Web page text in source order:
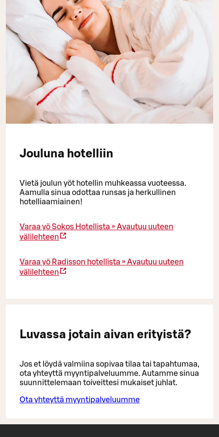
Jouluna hotelliin
Vietä joulun yöt hotellin muhkeassa vuoteessa.
Aamulla sinua odottaa runsas ja herkullinen
hotelliaamiainen!
Varaa yö Sokos Hotellista » Avautuu uuteen
välilehteen
Varaa yö Radisson hotellista » Avautuu uuteen
välilehteen
Luvassa jotain aivan erityistä?
Jos et löydä valmiina sopivaa tilaa tai tapahtumaa,
ota yhteyttä myyntipalveluumme. Autamme sinua
suunnittelemaan toiveittesi mukaiset juhlat.
Ota yhteyttä myyntipalveluumme